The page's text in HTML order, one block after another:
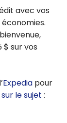
avec vos
$ sur vos
Expedia pour
le sujet :